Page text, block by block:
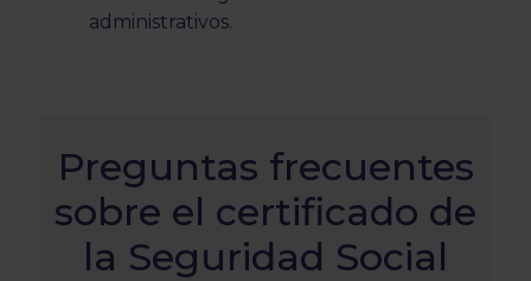
administrativos.
Preguntas frecuentes
sobre el certificado de
la Seguridad Social